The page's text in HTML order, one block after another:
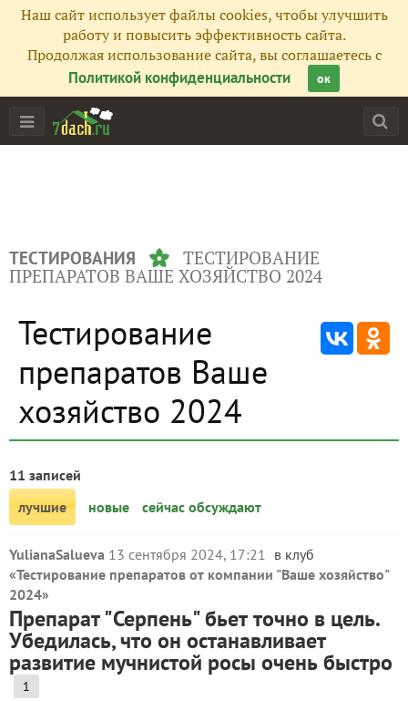
Наш сайт использует файлы cookies, чтобы улучшить
работу и повысить эффективность сайта.
Продолжая использование сайта, вы соглашаетесь с
Политикой конфиденциальности
ок
ТЕСТИРОВАНИЯ
ТЕСТИРОВАНИЕ
ПРЕПАРАТОВ ВАШЕ ХОЗЯЙСТВО 2024
Тестирование
препаратов Ваше
хозяйство 2024
11 записей
лучшие
новые сейчас обсуждают
YulianaSalueva 13 сентября 2024, 17:21 в клуб
«Тестирование препаратов от компании "Ваше хозяйство"
2024»
Препарат "Серпень" бьет точно в цель.
Убедилась, что он останавливает
развитие мучнистой росы очень быстро
1